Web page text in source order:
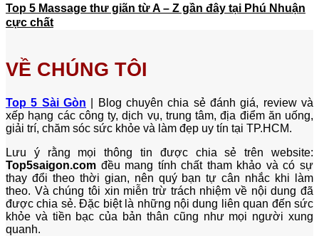
Top 5 Massage thư giãn từ A – Z gần đây tại Phú Nhuận
cực chất
VỀ CHÚNG TÔI
Top 5 Sài Gòn | Blog chuyên chia sẻ đánh giá, review và
xếp hạng các công ty, dịch vụ, trung tâm, địa điểm ăn uống,
giải trí, chăm sóc sức khỏe và làm đẹp uy tín tại TP.HCM.
Lưu ý rằng mọi thông tin được chia sẻ trên website:
Top5saigon.com đều mang tính chất tham khảo và có sự
thay đổi theo thời gian, nên quý bạn tự cân nhắc khi làm
theo. Và chúng tôi xin miễn trừ trách nhiệm về nội dung đã
được chia sẻ. Đặc biệt là những nội dung liên quan đến sức
khỏe và tiền bạc của bản thân cũng như mọi người xung
quanh.